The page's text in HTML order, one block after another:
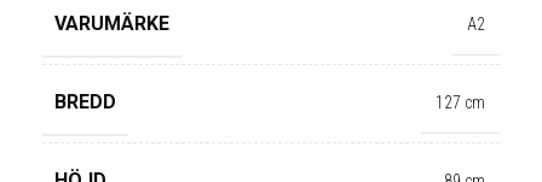
VARUMÄRKE A2
BREDD 127 cm